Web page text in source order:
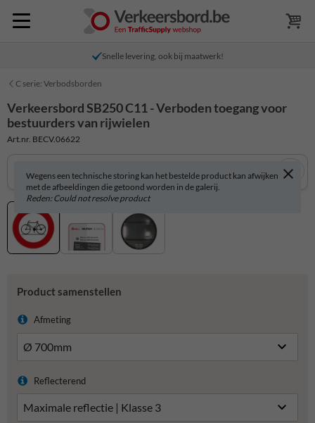
Snelle levering, ook bij maatwerk!
C serie: Verbodsborden
Verkeersbord SB250 C11 - Verboden toegang voor
bestuurders van rijwielen
Art.nr. BECV.06622
Wegens een technische storing kan het bestelde product kan afwijken
met de afbeeldingen die getoond worden in de galerij.
Reden: Could not resolve product
Product samenstellen
Afmeting
Reflecterend